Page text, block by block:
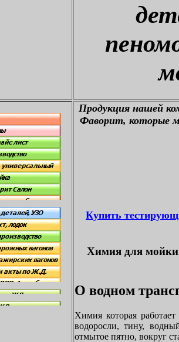
Продукция нашей
Фаворит, которые
Купить
Химия для мойки
О водном
Химия которая
водоросли, тину,
отмытое пятно, вокруг